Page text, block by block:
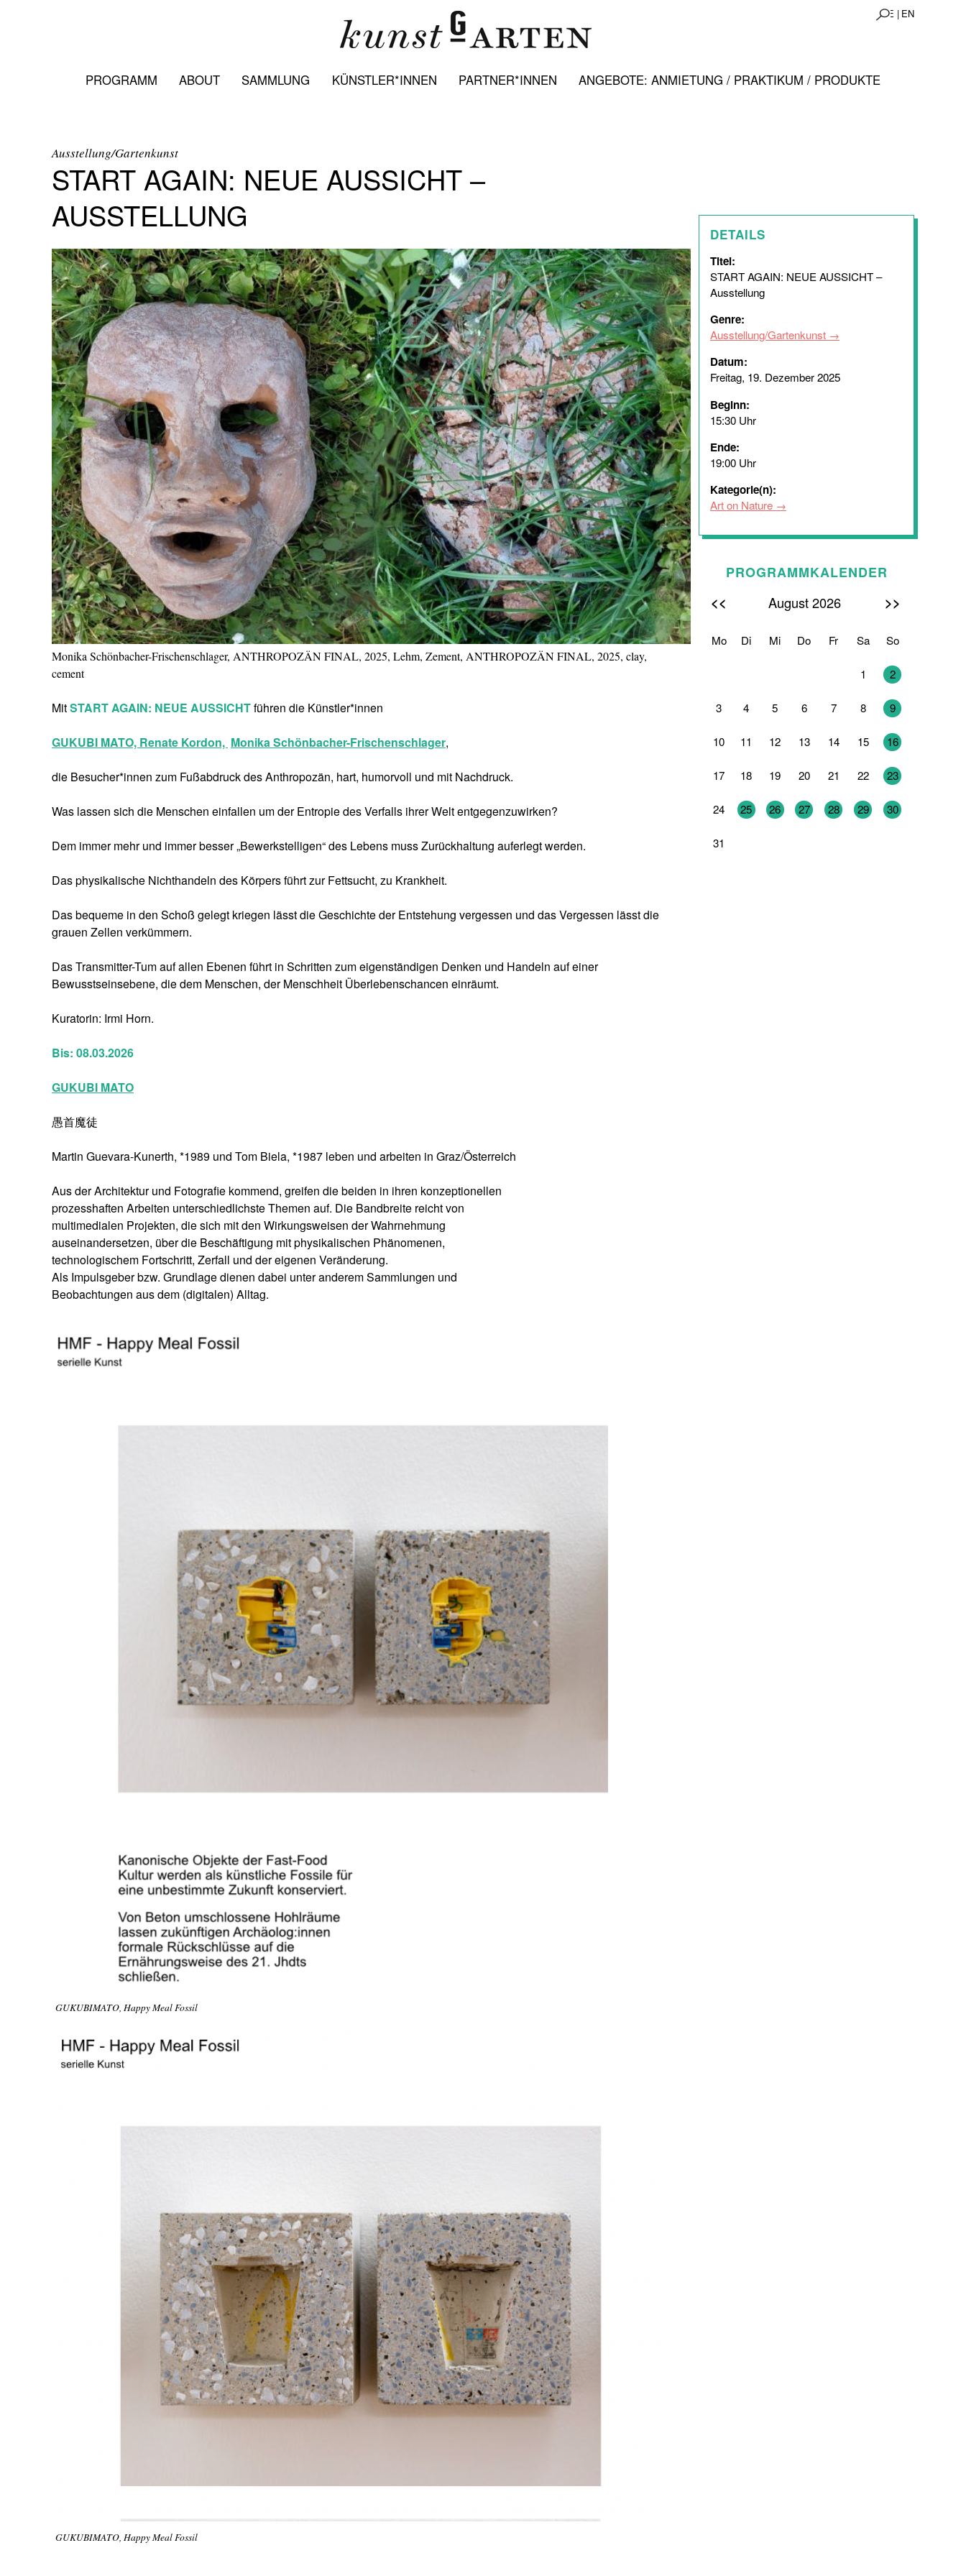
DE | EN
PROGRAMM ABOUT SAMMLUNG KÜNSTLER*INNEN PARTNER*INNEN ANGEBOTE: ANMIETUNG / PRAKTIKUM / PRODUKTE
Ausstellung/Gartenkunst
START AGAIN: NEUE AUSSICHT –
AUSSTELLUNG
Monika Schönbacher-Frischenschlager, ANTHROPOZÄN FINAL, 2025, Lehm, Zement, ANTHROPOZÄN FINAL, 2025, clay,
cement
MitSTART AGAIN: NEUE AUSSICHTführen die Künstler*innen
GUKUBI MATO, Renate Kordon, Monika Schönbacher-Frischenschlager,
die Besucher*innen zum Fußabdruck des Anthropozän, hart, humorvoll und mit Nachdruck.
Was lassen sich die Menschen einfallen um der Entropie des Verfalls ihrer Welt entgegenzuwirken?
Dem immer mehr und immer besser „Bewerkstelligen“ des Lebens muss Zurückhaltung auferlegt werden.
Das physikalische Nichthandeln des Körpers führt zur Fettsucht, zu Krankheit.
Das bequeme in den Schoß gelegt kriegen lässt die Geschichte der Entstehung vergessen und das Vergessen lässt die
grauen Zellen verkümmern.
Das Transmitter-Tum auf allen Ebenen führt in Schritten zum eigenständigen Denken und Handeln auf einer
Bewusstseinsebene, die dem Menschen, der Menschheit Überlebenschancen einräumt.
Kuratorin: Irmi Horn.
Bis: 08.03.2026
GUKUBI MATO
愚首魔徒
Martin Guevara-Kunerth, *1989 und Tom Biela, *1987 leben und arbeiten in Graz/Österreich
Aus der Architektur und Fotografie kommend, greifen die beiden in ihren konzeptionellen
prozesshaften Arbeiten unterschiedlichste Themen auf. Die Bandbreite reicht von
multimedialen Projekten, die sich mit den Wirkungsweisen der Wahrnehmung
auseinandersetzen, über die Beschäftigung mit physikalischen Phänomenen,
technologischem Fortschritt, Zerfall und der eigenen Veränderung.
Als Impulsgeber bzw. Grundlage dienen dabei unter anderem Sammlungen und
Beobachtungen aus dem (digitalen) Alltag.
GUKUBIMATO, Happy Meal Fossil
GUKUBIMATO, Happy Meal Fossil
DETAILS
Titel:
START AGAIN: NEUE AUSSICHT –
Ausstellung
Genre:
Ausstellung/Gartenkunst
Datum:
Freitag, 19. Dezember 2025
Beginn:
15:30 Uhr
Ende:
19:00 Uhr
Kategorie(n):
Art on Nature
PROGRAMMKALENDER
<< August 2026 >>
Mo Di Mi Do Fr Sa So
1 2
3 4 5 6 7 8 9
10 11 12 13 14 15 16
17 18 19 20 21 22 23
24 25 26 27 28 29 30
31